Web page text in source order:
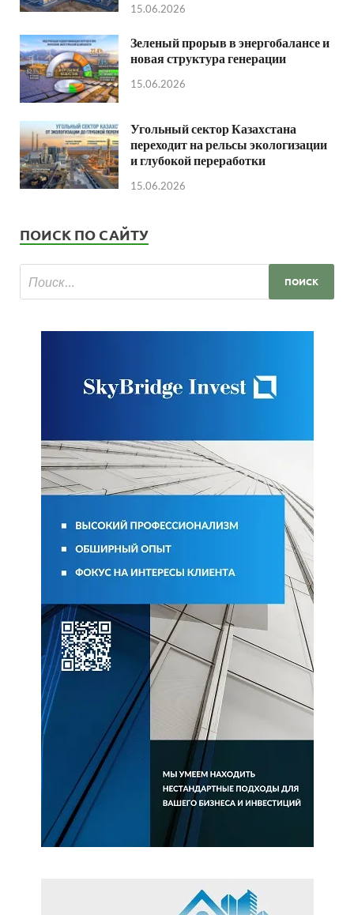
15.06.2026
Зеленый прорыв в энергобалансе и
новая структура генерации
15.06.2026
Угольный сектор Казахстана
переходит на рельсы экологизации
и глубокой переработки
15.06.2026
ПОИСК ПО САЙТУ